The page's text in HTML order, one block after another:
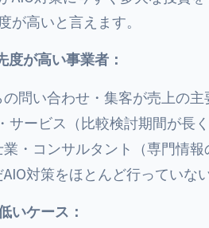
が高いと言えます。
度が高い事業者：
問い合わせ・集客が売上の
サービス（比較検討期間が長
・コンサルタント（専門情報
対策をほとんど行っていな
いケース：